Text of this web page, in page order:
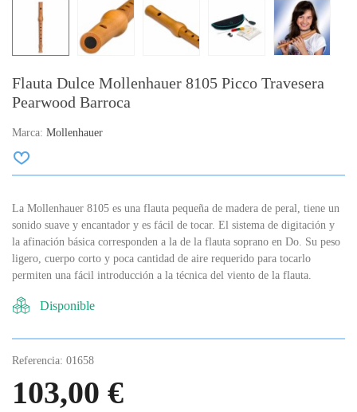
Flauta Dulce Mollenhauer 8105 Picco Travesera
Pearwood Barroca
Marca: Mollenhauer
La Mollenhauer 8105 es una flauta pequeña de madera de peral, tiene un
sonido suave y encantador y es fácil de tocar. El sistema de digitación y
la afinación básica corresponden a la de la flauta soprano en Do. Su peso
ligero, cuerpo corto y poca cantidad de aire requerido para tocarlo
permiten una fácil introducción a la técnica del viento de la flauta.
Disponible
Referencia: 01658
103,00 €